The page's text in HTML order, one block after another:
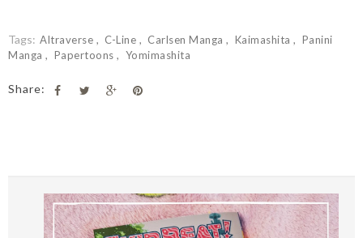
Tags: Altraverse C-Line Carlsen Manga Kaimashita
Panini
Manga
Papertoons Yomimashita
Share: